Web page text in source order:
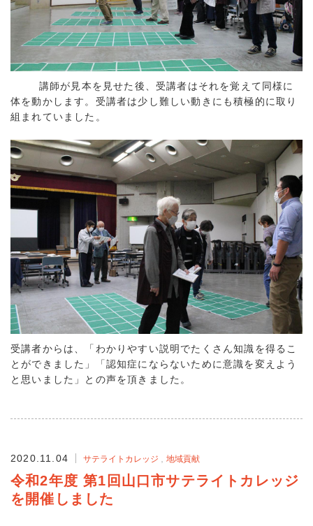
講師が見本を見せた後、受講者はそれを覚えて同様に
体を動かします。受講者は少し難しい動きにも積極的に取り
組まれていました。
受講者からは、「わかりやすい説明でたくさん知識を得るこ
とができました」「認知症にならないために意識を変えよう
と思いました」との声を頂きました。
2020.11.04 サテライトカレッジ 地域貢献
令和2年度 第1回山口市サテライトカレッジ
を開催しました